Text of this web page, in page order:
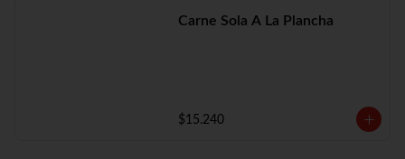
Carne Sola A La Plancha
$15.240